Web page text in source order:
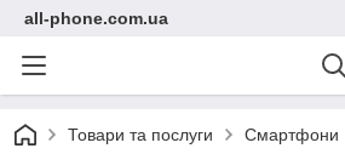
all-phone.com.ua
Товари та послуги Смартфони